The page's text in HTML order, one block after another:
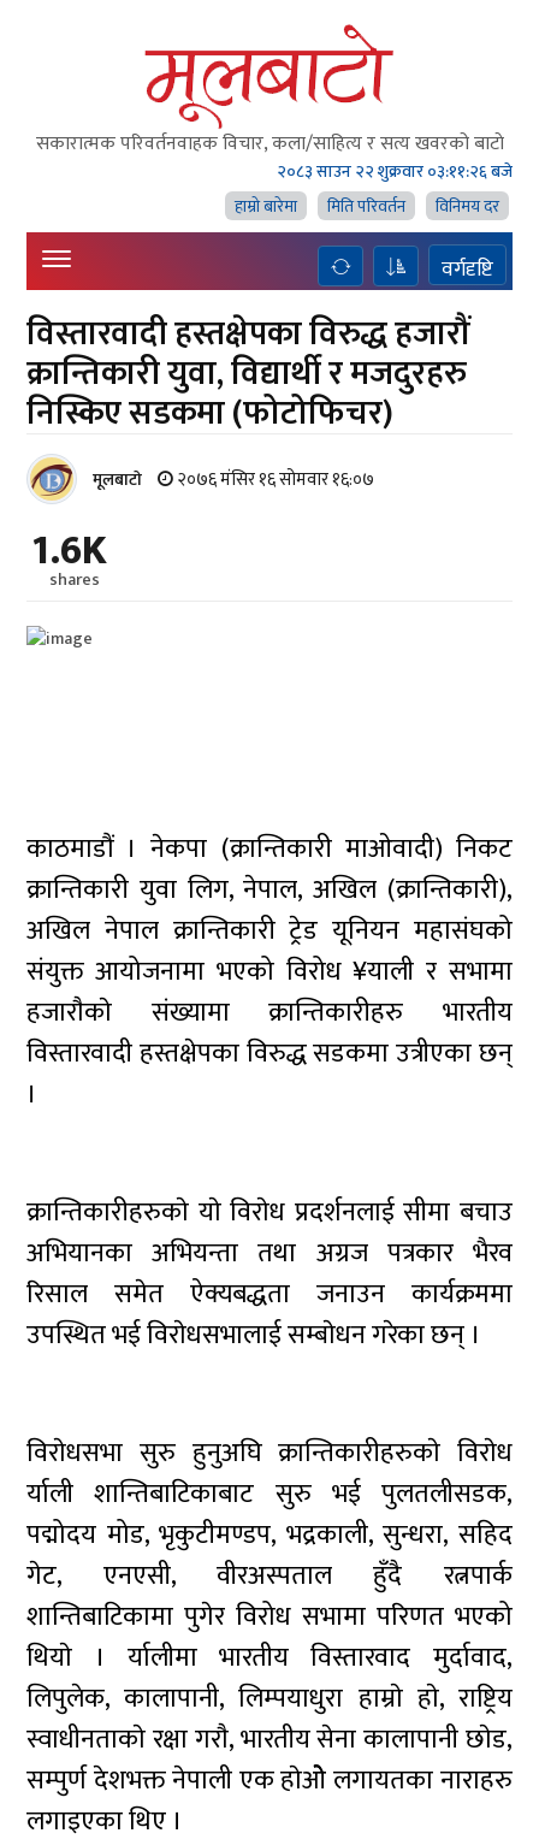
सकारात्मक परिवर्तनवाहक विचार, कला/साहित्य र सत्य खवरको बाटाे
२०८३ साउन २२ शुक्रवार०३:११:२६ बजे
हाम्राे बारेमा
मिति परिवर्तन विनिमय दर
वर्गदृष्टि
विस्तारवादी हस्तक्षेपका विरुद्ध हजारौं
क्रान्तिकारी युवा, विद्यार्थी र मजदुरहरु
निस्किए सडकमा (फोटोफिचर)
मूलबाटाे २०७६ मंसिर १६ सोमवार १६:०७
1.6K
shares
काठमाडौं । नेकपा (क्रान्तिकारी माओवादी) निकट
क्रान्तिकारी युवा लिग, नेपाल, अखिल (क्रान्तिकारी),
अखिल नेपाल क्रान्तिकारी ट्रेड यूनियन महासंघको
संयुक्त आयोजनामा भएको विरोध ¥याली र सभामा
हजाराैकाे संख्यामा क्रान्तिकारीहरु भारतीय
विस्तारवादी हस्तक्षेपका विरुद्ध सडकमा उत्रीएका छन्
।
क्रान्तिकारीहरुकाे याे विराेध प्रदर्शनलाई सीमा बचाउ
अभियानका अभियन्ता तथा अग्रज पत्रकार भैरव
रिसाल समेत ऐक्यबद्धता जनाउन कार्यक्रममा
उपस्थित भई विराेधसभालाई सम्बाेधन गरेका छन् ।
विराेधसभा सुरु हुनुअघि क्रान्तिकारीहरुकाे विराेध
र्याली शान्तिबाटिकाबाट सुरु भई पुलतलीसडक,
पद्मोदय मोड, भृकुटीमण्डप, भद्रकाली, सुन्धरा, सहिद
गेट, एनएसी, वीरअस्पताल हुँदै रत्नपार्क
शान्तिबाटिकामा पुगेर विरोध सभामा परिणत भएको
थियाे । र्यालीमा भारतीय विस्तारवाद मुर्दावाद,
लिपुलेक, कालापानी, लिम्पयाधुरा हाम्राे हाे, राष्ट्रिय
स्वाधीनताकाे रक्षा गराै, भारतीय सेना कालापानी छाेड,
सम्पुर्ण देशभक्त नेपाली एक हाेओेे लगायतका नाराहरु
लगाइएका थिए ।